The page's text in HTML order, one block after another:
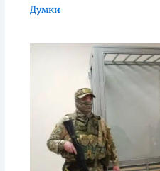
Думки